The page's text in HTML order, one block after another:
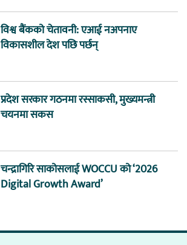
विश्व बैंकको चेतावनी: एआई नअपनाए
विकासशील देश पछि पर्छन्
प्रदेश सरकार गठनमा रस्साकसी, मुख्यमन्त्री
चयनमा सकस
चन्द्रागिरि साकोसलाई WOCCU को ‘2026
Digital Growth Award’